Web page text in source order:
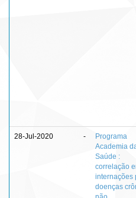
28-Jul-2020 -
Programa
Academia
Saúde :
correlação
internações
doenças